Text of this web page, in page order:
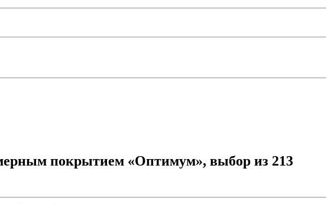
покрытием «Оптимум», выбор из 213